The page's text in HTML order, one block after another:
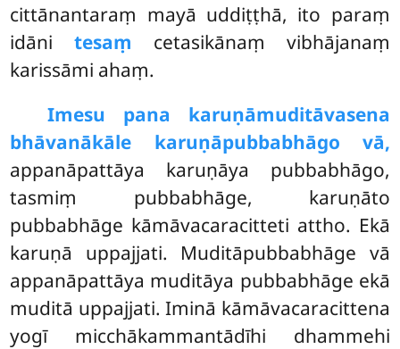
cittānantaraṃ mayā uddiṭṭhā, ito paraṃ
idānitesaṃ cetasikānaṃ vibhājanaṃ
karissāmi ahaṃ.
Imesu pana karuṇāmuditāvasena
bhāvanākāle karuṇāpubbabhāgo vā,
appanāpattāya karuṇāya pubbabhāgo,
tasmiṃ pubbabhāge, karuṇāto
pubbabhāge kāmāvacaracitteti attho. Ekā
karuṇā uppajjati. Muditāpubbabhāge vā
appanāpattāya muditāya pubbabhāge ekā
muditā uppajjati. Iminā kāmāvacaracittena
yogī micchākammantādīhi dhammehi